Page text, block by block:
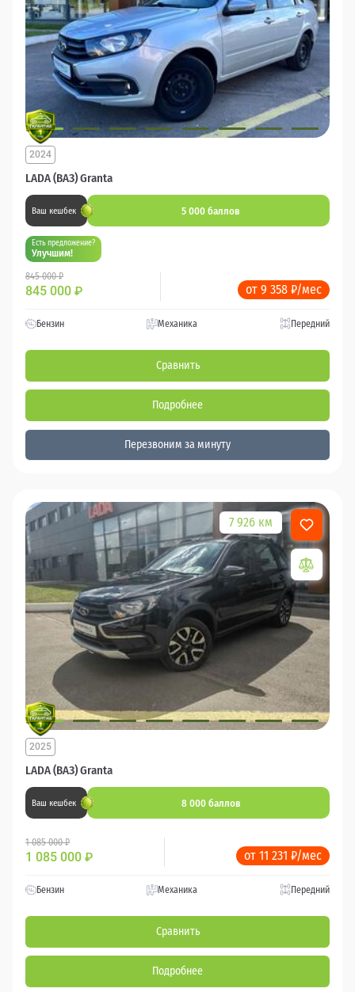
LADA (ВАЗ) Granta
2024
Ваш кешбек 5 000 баллов
Есть предложение?
Улучшим!
845 000 ₽
845 000 ₽ от 9 358 ₽/мес
Бензин Механика Передний
Сравнить
Подробнее
Перезвоним за минуту
7 926 км
LADA (ВАЗ) Granta
2025
Ваш кешбек 8 000 баллов
1 085 000 ₽
1 085 000 ₽ от 11 231 ₽/мес
Бензин Механика Передний
Сравнить
Подробнее